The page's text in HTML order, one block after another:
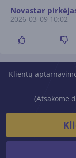
Novastar
2026-03-09 10:02
Klientų
(Atsakome